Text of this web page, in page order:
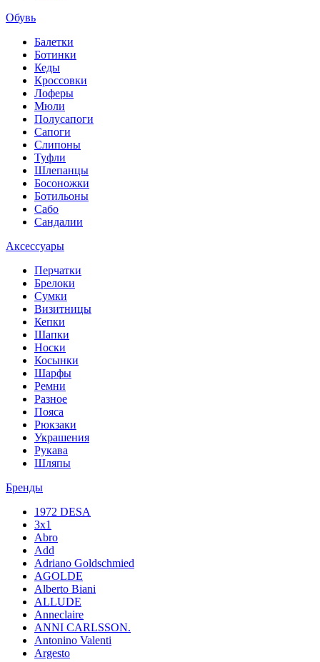
Обувь
Балетки
Ботинки
Кеды
Кроссовки
Лоферы
Мюли
Полусапоги
Сапоги
Слипоны
Туфли
Шлепанцы
Босоножки
Ботильоны
Сабо
Сандалии
Аксессуары
Перчатки
Брелоки
Сумки
Визитницы
Кепки
Шапки
Носки
Косынки
Шарфы
Ремни
Разное
Пояса
Рюкзаки
Украшения
Рукава
Шляпы
Бренды
1972 DESA
3x1
Abro
Add
Adriano Goldschmied
AGOLDE
Alberto Biani
ALLUDE
Anneclaire
ANNI CARLSSON.
Antonino Valenti
Argesto